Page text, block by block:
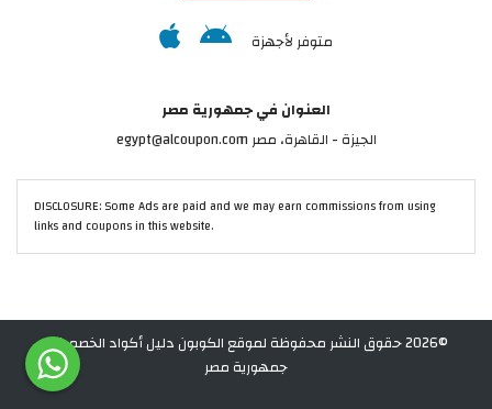
متوفر لأجهزة
العنوان في جمهورية مصر
الجيزة - القاهرة، مصر egypt@alcoupon.com
DISCLOSURE: Some Ads are paid and we may earn commissions from using
links and coupons in this website.
©2026 حقوق النشر محفوظة لموقع الكوبون دليل أكواد الخصم في
جمهورية مصر